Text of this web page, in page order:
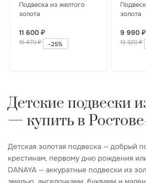
Подвеска из желтого
золота
11 600 ₽
15 470₽ -25%
золота
9 990₽
13 320₽
Детские подвески
— купить в
Детская золотая подвеска — добрый
крестинам, первому дню рождения
DANAYA — аккуратные подвески из